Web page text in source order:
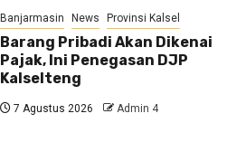
Banjarmasin News Provinsi Kalsel
Barang Pribadi Akan Dikenai
Pajak, Ini Penegasan DJP
Kalselteng
7 Agustus 2026 Admin 4